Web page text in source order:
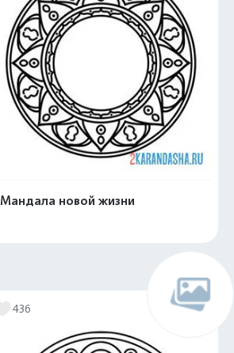
Мандала новой жизни
436